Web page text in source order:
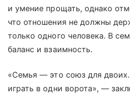
и умение прощать, однако
что отношения не должны
только одного человека. В
баланс и взаимность.
«Семья — это союз для двоих.
играть в одни ворота», —